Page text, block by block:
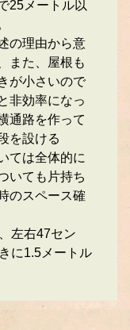
25メートル以
の理由から意
また、屋根も
が小さいので
非効率になっ
通路を作って
を設ける
ては全体的に
いても片持ち
のスペース確
左右47セン
に1.5メートル